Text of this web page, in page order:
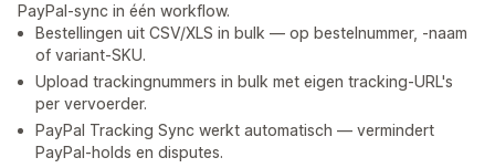
PayPal-sync in één workflow.
Bestellingen uit CSV/XLS in bulk — op bestelnummer, -naam
of variant-SKU.
Upload trackingnummers in bulk met eigen tracking-URL's
per vervoerder.
PayPal Tracking Sync werkt automatisch — vermindert
PayPal-holds en disputes.